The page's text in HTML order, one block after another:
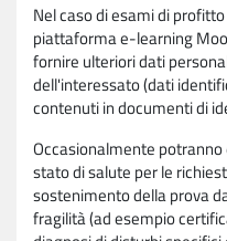
Nel caso di esami di
piattaforma e-learning
fornire ulteriori dati
dell'interessato (dati
contenuti in documenti di
Occasionalmente
stato di salute per le
sostenimento della prova
fragilità (ad esempio